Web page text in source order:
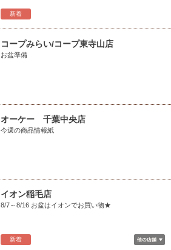
新着
コープみらい/コープ東寺山店
お盆準備
オーケー 千葉中央店
今週の商品情報紙
新着
イオン稲毛店
8/7～8/16 お盆はイオンでお買い物★